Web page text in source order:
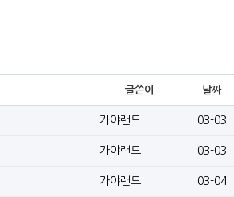
글쓴이 날짜
가야랜드 03-03
가야랜드 03-03
가야랜드 03-04